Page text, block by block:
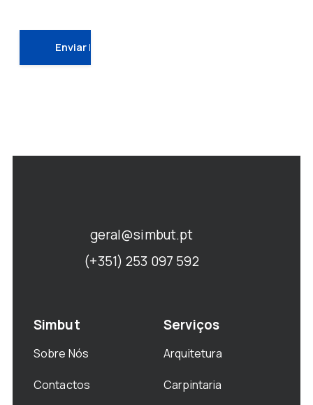
geral@simbut.pt
(+351) 253 097 592
Simbut
Sobre Nós
Contactos
Serviços
Arquitetura
Carpintaria